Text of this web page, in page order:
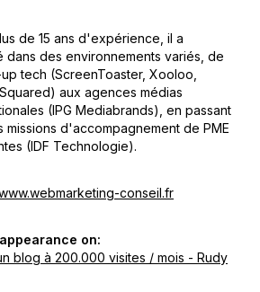
de 15 ans d'expérience, il a
dans des environnements variés, de
tech (ScreenToaster, Xooloo,
aux agences médias
(IPG Mediabrands), en passant
missions d'accompagnement de PME
(IDF Technologie).
conseil.fr
on:
blog à 200.000 visites / mois - Rudy